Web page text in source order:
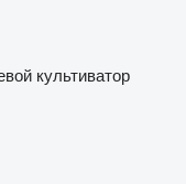
культиватор